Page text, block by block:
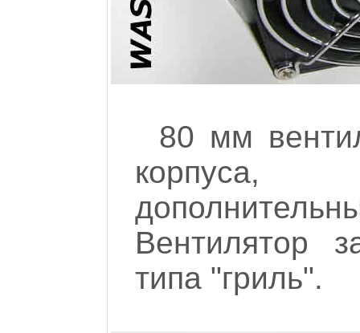
80 мм
корпуса,
Вентилятор
типа "гриль".